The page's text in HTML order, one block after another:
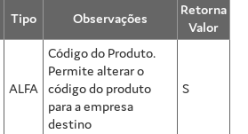
Tipo Observações
Retorna
Valor
ALFA
Código do Produto.
Permite alterar o
código do produto
para a empresa
destino
S